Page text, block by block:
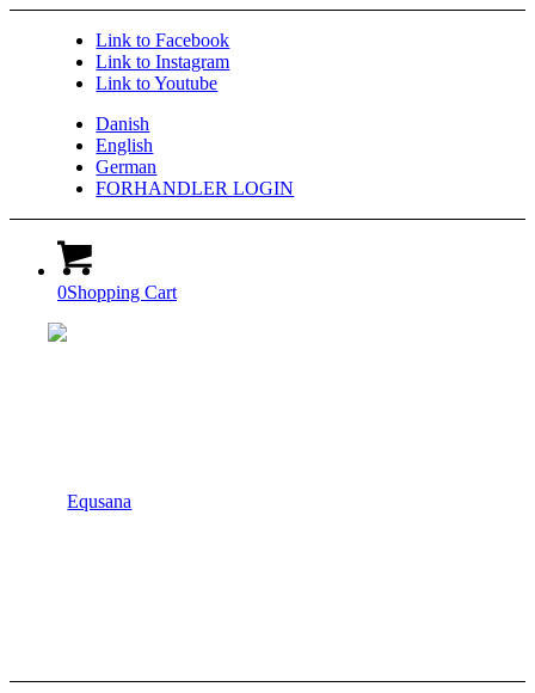
Link to Facebook
Link to Instagram
Link to Youtube
Danish
English
German
FORHANDLER LOGIN
0Shopping Cart